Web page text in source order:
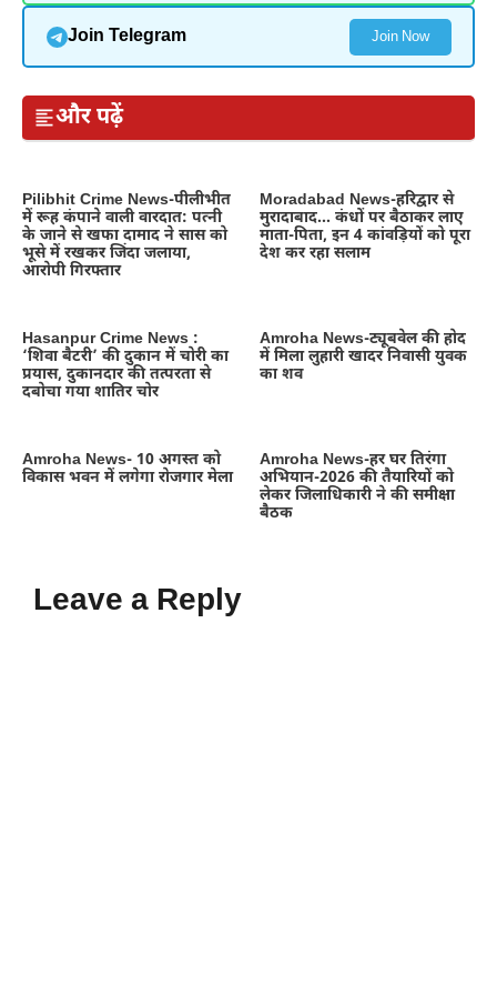
Join Telegram Join Now
और पढ़ें
Pilibhit Crime News-पीलीभीत
में रूह कंपाने वाली वारदात: पत्नी
के जाने से खफा दामाद ने सास को
भूसे में रखकर जिंदा जलाया,
आरोपी गिरफ्तार
Moradabad News-हरिद्वार से
मुरादाबाद… कंधों पर बैठाकर लाए
माता-पिता, इन 4 कांवड़ियों को पूरा
देश कर रहा सलाम
Hasanpur Crime News :
‘शिवा बैटरी’ की दुकान में चोरी का
प्रयास, दुकानदार की तत्परता से
दबोचा गया शातिर चोर
Amroha News-ट्यूबवेल की होद
में मिला लुहारी खादर निवासी युवक
का शव
Amroha News- 10 अगस्त को
विकास भवन में लगेगा रोजगार मेला
Amroha News-हर घर तिरंगा
अभियान-2026 की तैयारियों को
लेकर जिलाधिकारी ने की समीक्षा
बैठक
Leave a Reply